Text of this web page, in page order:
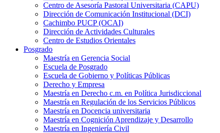
Centro de Asesoría Pastoral Universitaria (CAPU)
Dirección de Comunicación Institucional (DCI)
Cachimbo PUCP (OCAI)
Dirección de Actividades Culturales
Centro de Estudios Orientales
Posgrado
Maestría en Gerencia Social
Escuela de Posgrado
Escuela de Gobierno y Políticas Públicas
Derecho y Empresa
Maestría en Derecho c.m. en Política Jurisdiccional
Maestría en Regulación de los Servicios Públicos
Maestría en Docencia universitaria
Maestría en Cognición Aprendizaje y Desarrollo
Maestría en Ingeniería Civil